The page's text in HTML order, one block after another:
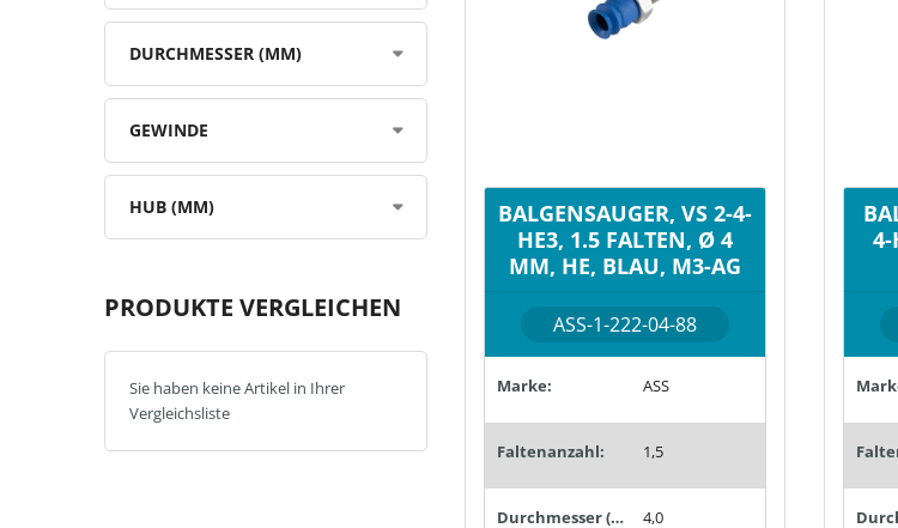
DURCHMESSER (MM)
GEWINDE
HUB (MM)
PRODUKTE VERGLEICHEN
Sie haben keine Artikel in Ihrer
Vergleichsliste
BALGENSAUGER, VS 2-4-
HE3, 1.5 FALTEN, Ø 4
MM, HE, BLAU, M3-AG
ASS-1-222-04-88
Marke: ASS
Faltenanzahl: 1,5
Durchmesser (mm): 4,0
4-